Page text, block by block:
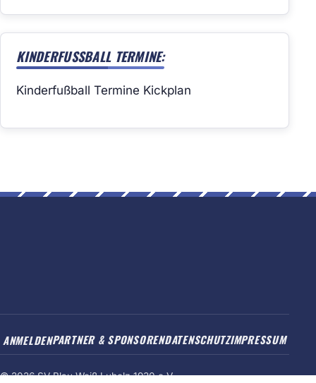
KINDERFUSSBALL TERMINE:
Kinderfußball Termine Kickplan
ANMELDENPARTNER & SPONSORENDATENSCHUTZIMPRESSUM
© 2026 SV Blau-Weiß Lubolz 1930 e.V.